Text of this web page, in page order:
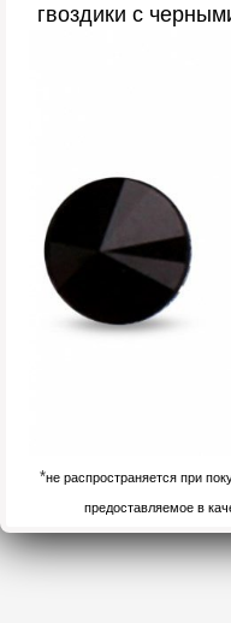
гвоздики с
*не распространяется при
предоставляемое в